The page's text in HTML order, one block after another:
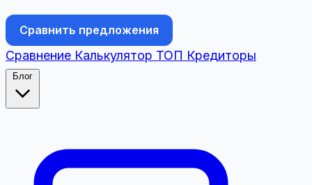
Сравнить предложения
Сравнение Калькулятор ТОП Кредиторы